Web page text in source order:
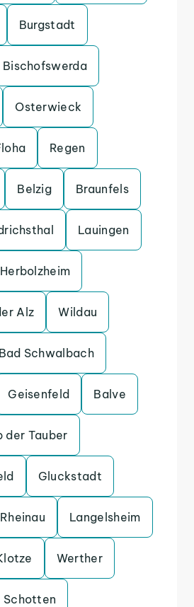
Burgstadt
Bischofswerda
Osterwieck
Regen
Belzig Braunfels
Lauingen
Herbolzheim
Alz Wildau
Bad Schwalbach
Geisenfeld Balve
der Tauber
Gluckstadt
Rheinau Langelsheim
Werther
Schotten